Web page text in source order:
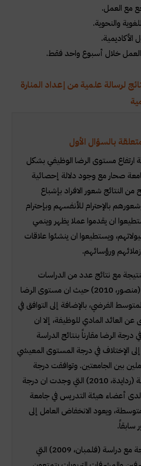
مع العمل.
والنحوية.
العمل خلال أسبوع واحد فقط.
لرسالة علمية من إعداد المنارة
بالسؤال الأول
ارتفاع مستوى الرضا الوظيفي بشكل
صحار مع وجود دلالة إحصائية
من النتائج شعور الافراد بإشباع
بالإحترام للأنفسهم وبإحترام
ان يقدموا عملا يظهر وينمي
ويستطيعوا ان ينشئوا علاقات
ورؤسائهم.
مع نتائج عدد من الدراسات
السابقة مثل دراسة (منصور، 2010) حيث ان مستوى الرضا
الفرضي، بالإضافة إلى التوافق في
العائد المادي للوظيفة، إلا ان
الرضا مقارناً بنتائج الدراسة
الإختلاف في درجة المستوى المعيشي
بين الجامعتين. وتوافقت درجة
الرضا مع نتائج دراسة (ردايدة، 2010) التي وجدت ان درجة
أعضاء هيئة التدريس في جامعة
ويعود الانخفاض العامل إلى
سابقاً.
وتوافقت هذه النتيجة مع دراسة (فلمبان، 2009) التي